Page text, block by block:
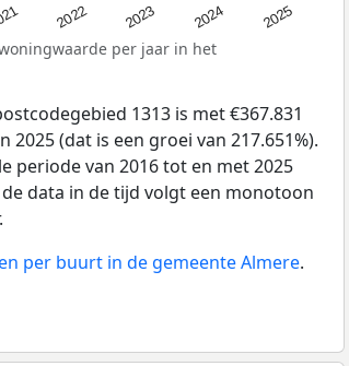
2022 2023 2024 2025
per jaar in het
1313 is met €367.831
(dat is een groei van 217.651%).
periode van 2016 tot en met 2025
data in de tijd volgt een monotoon
per buurt in de gemeente Almere.